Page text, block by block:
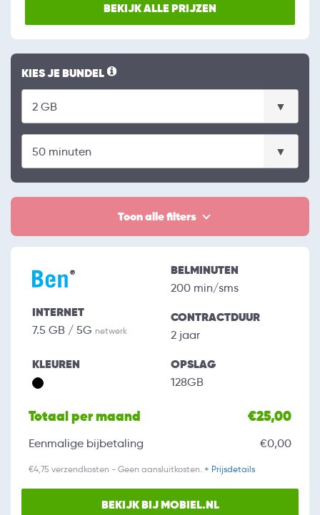
BEKIJK ALLE PRIJZEN
KIES JE BUNDEL
Toon alle filters
INTERNET
7.5 GB / 5G netwerk
BELMINUTEN
200 min/sms
CONTRACTDUUR
2 jaar
KLEUREN OPSLAG
128GB
Totaal per maand €25,00
Eenmalige bijbetaling €0,00
€4,75 verzendkosten - Geen aansluitkosten. + Prijsdetails
BEKIJK BIJ MOBIEL.NL